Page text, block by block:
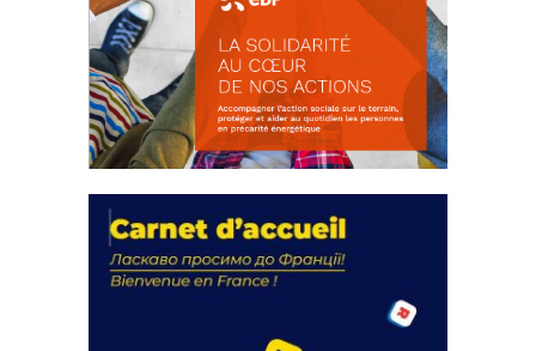
actions
18 septembre 2023
FEUILLETER